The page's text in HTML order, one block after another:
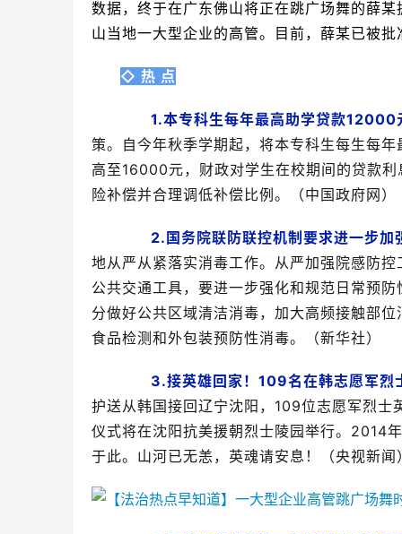
数据，终于在广东佛山将正在跳广场舞的薛
山当地一大型企业的高管。目前，薛某已被
◇ 热 点
1.本专科生每年最高助学贷款12000
策。自今年秋季学期起，将本专科生每生每
高至16000元，财政对学生在校期间的贷款
险补偿并合理调低补偿比例。（中国政府网）
2.国务院联防联控机制要求进一步加
地从严从紧落实消毒工作。从严加强院感防
公共交通工具，要进一步强化和规范日常预
分做好公共区域清洁消毒，加大高频接触部
食品检测和外包装预防性消毒。（新华社）
3.接英雄回家！109名在韩志愿军烈
护送从韩国接回辽宁沈阳，109位志愿军烈
仪式将在沈阳抗美援朝烈士陵园举行。2014
于此。山河已无恙，英魂请安息！（央视新闻